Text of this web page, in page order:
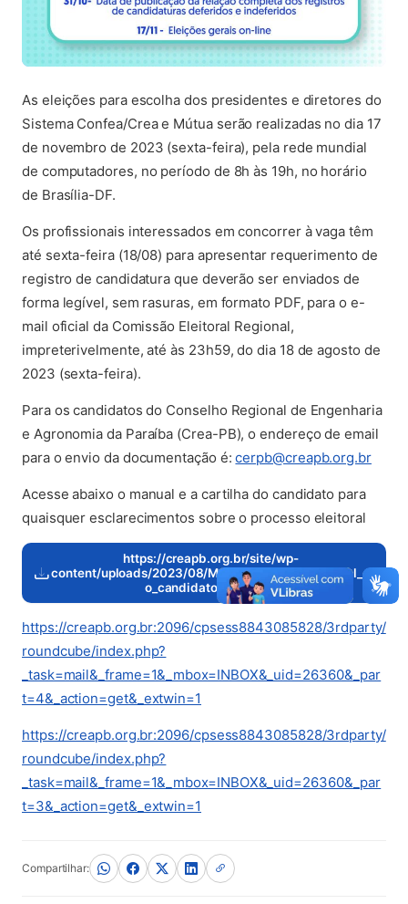
As eleições para escolha dos presidentes e diretores do
Sistema Confea/Crea e Mútua serão realizadas no dia 17
de novembro de 2023 (sexta-feira), pela rede mundial
de computadores, no período de 8h às 19h, no horário
de Brasília-DF.
Os profissionais interessados em concorrer à vaga têm
até sexta-feira (18/08) para apresentar requerimento de
registro de candidatura que deverão ser enviados de
forma legível, sem rasuras, em formato PDF, para o e-
mail oficial da Comissão Eleitoral Regional,
impreterivelmente, até às 23h59, do dia 18 de agosto de
2023 (sexta-feira).
Para os candidatos do Conselho Regional de Engenharia
e Agronomia da Paraíba (Crea-PB), o endereço de email
para o envio da documentação é:cerpb@creapb.org.br
Acesse abaixo o manual e a cartilha do candidato para
quaisquer esclarecimentos sobre o processo eleitoral
https://creapb.org.br/site/wp-
content/uploads/2023/08/Manual_0784021_Manual_d
o_candidato_2023.pdf
https://creapb.org.br:2096/cpsess8843085828/3rdparty/
roundcube/index.php?
_task=mail&_frame=1&_mbox=INBOX&_uid=26360&_par
t=4&_action=get&_extwin=1
https://creapb.org.br:2096/cpsess8843085828/3rdparty/
roundcube/index.php?
_task=mail&_frame=1&_mbox=INBOX&_uid=26360&_par
t=3&_action=get&_extwin=1
Compartilhar: